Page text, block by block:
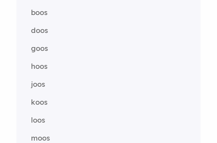
boos
doos
goos
hoos
joos
koos
loos
moos